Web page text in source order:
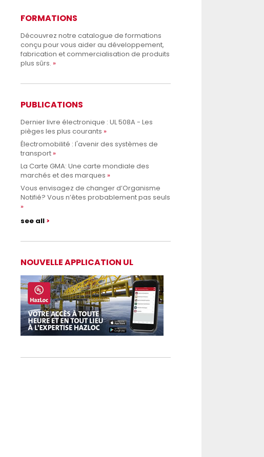
FORMATIONS
Découvrez notre catalogue de formations
conçu pour vous aider au développement,
fabrication et commercialisation de produits
plus sûrs.
PUBLICATIONS
Dernier livre électronique : UL 508A - Les
pièges les plus courants
Électromobilité : l'avenir des systèmes de
transport
La Carte GMA: Une carte mondiale des
marchés et des marques
Vous envisagez de changer d’Organisme
Notifié? Vous n’êtes probablement pas seuls
see all
NOUVELLE APPLICATION UL